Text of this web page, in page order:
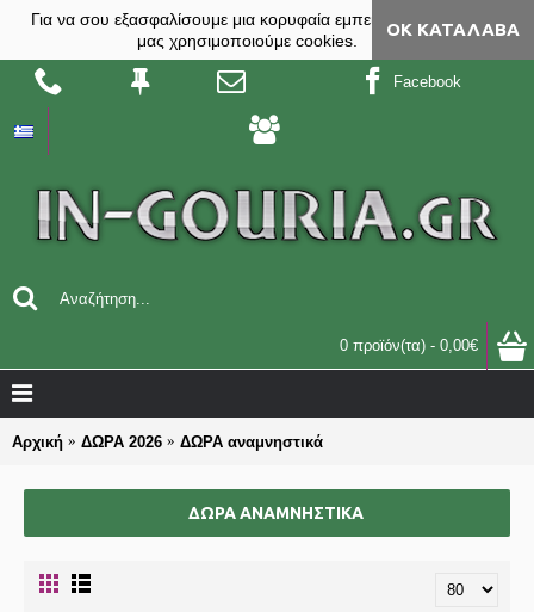
Για να σου εξασφαλίσουμε μια κορυφαία εμπειρία, στο site
μας χρησιμοποιούμε cookies.
ΟΚ ΚΑΤΆΛΑΒΑ
Facebook
0 προϊόν(τα) - 0,00€
Αρχική ΔΩΡΑ 2026 ΔΩΡΑ αναμνηστικά
ΔΩΡΑ ΑΝΑΜΝΗΣΤΙΚΆ